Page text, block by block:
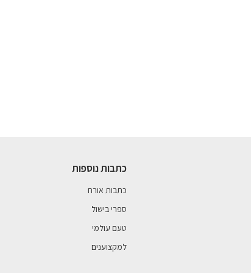
כתבות נוספות
כתבות אורח
ספרי בישול
טעם עולמי
למקצוענים